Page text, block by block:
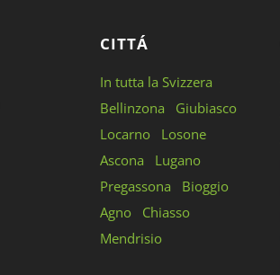
CITTÁ
In tutta la Svizzera
Bellinzona
Giubiasco
Locarno
Losone
Ascona
Lugano
Pregassona
Bioggio
Agno
Chiasso
Mendrisio